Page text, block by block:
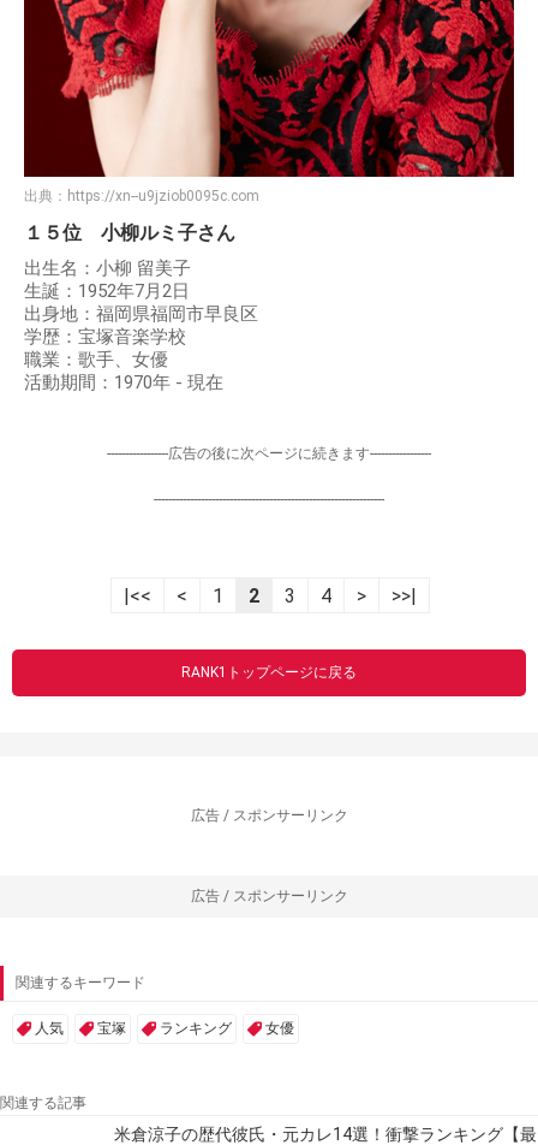
出典： https://xn--u9jziob0095c.com
１５位 小柳ルミ子さん
出生名：小柳 留美子
生誕：1952年7月2日
出身地：福岡県福岡市早良区
学歴：宝塚音楽学校
職業：歌手、女優
活動期間：1970年 - 現在
-----------------広告の後に次ページに続きます-----------------
----------------------------------------------------------------
|<< < 1 2 3 4 > >>|
RANK1トップページに戻る
広告 / スポンサーリンク
広告 / スポンサーリンク
関連するキーワード
人気 宝塚 ランキング 女優
関連する記事
米倉涼子の歴代彼氏・元カレ14選！衝撃ランキング【最